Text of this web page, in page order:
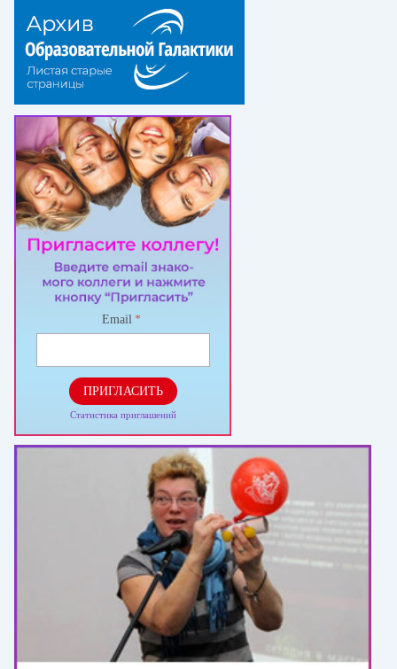
Email *
ПРИГЛАСИТЬ
Статистика приглашений